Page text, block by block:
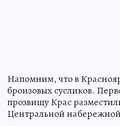
Напомним, что в
бронзовых сусликов.
прозвищу Крас
Центральной